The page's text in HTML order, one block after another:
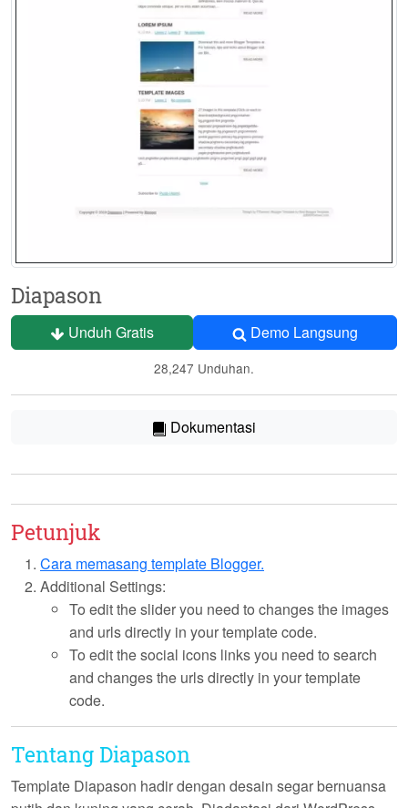
Diapason
Unduh Gratis Demo Langsung
28,247 Unduhan.
Dokumentasi
Petunjuk
Cara memasang template Blogger.
Additional Settings:
To edit the slider you need to changes the images
and urls directly in your template code.
To edit the social icons links you need to search
and changes the urls directly in your template
code.
Tentang Diapason
Template Diapason hadir dengan desain segar bernuansa